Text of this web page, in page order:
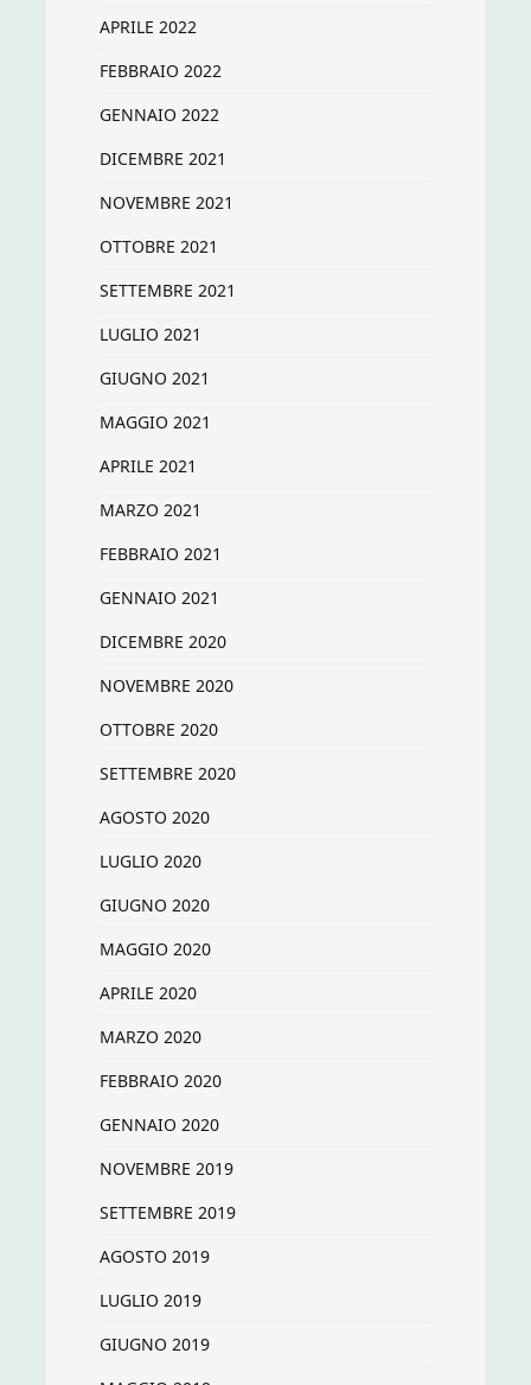
APRILE 2022
FEBBRAIO 2022
GENNAIO 2022
DICEMBRE 2021
NOVEMBRE 2021
OTTOBRE 2021
SETTEMBRE 2021
LUGLIO 2021
GIUGNO 2021
MAGGIO 2021
APRILE 2021
MARZO 2021
FEBBRAIO 2021
GENNAIO 2021
DICEMBRE 2020
NOVEMBRE 2020
OTTOBRE 2020
SETTEMBRE 2020
AGOSTO 2020
LUGLIO 2020
GIUGNO 2020
MAGGIO 2020
APRILE 2020
MARZO 2020
FEBBRAIO 2020
GENNAIO 2020
NOVEMBRE 2019
SETTEMBRE 2019
AGOSTO 2019
LUGLIO 2019
GIUGNO 2019